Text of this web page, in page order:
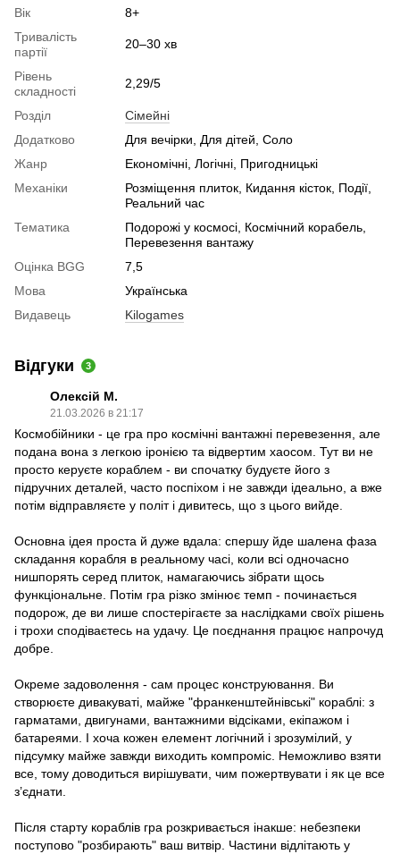
Вік
8+
Тривалість
партії
20–30 хв
Рівень
складності
2,29/5
Розділ
Cімейні
Додатково
Для вечірки, Для дітей, Соло
Жанр
Економічні, Логічні, Пригодницькі
Механіки
Розміщення плиток, Кидання кісток, Події,
Реальний час
Тематика
Подорожі у космосі, Космічний корабель,
Перевезення вантажу
Оцінка BGG
7,5
Мова
Українська
Видавець
Kilogames
Відгуки 3
Олексій М.
21.03.2026 в 21:17
Космобійники - це гра про космічні вантажні перевезення, але
подана вона з легкою іронією та відвертим хаосом. Тут ви не
просто керуєте кораблем - ви спочатку будуєте його з
підручних деталей, часто поспіхом і не завжди ідеально, а вже
потім відправляєте у політ і дивитесь, що з цього вийде.
Основна ідея проста й дуже вдала: спершу йде шалена фаза
складання корабля в реальному часі, коли всі одночасно
нишпорять серед плиток, намагаючись зібрати щось
функціональне. Потім гра різко змінює темп - починається
подорож, де ви лише спостерігаєте за наслідками своїх рішень
і трохи сподіваєтесь на удачу. Це поєднання працює напрочуд
добре.
Окреме задоволення - сам процес конструювання. Ви
створюєте дивакуваті, майже "франкенштейнівські" кораблі: з
гарматами, двигунами, вантажними відсіками, екіпажом і
батареями. І хоча кожен елемент логічний і зрозумілий, у
підсумку майже завжди виходить компроміс. Неможливо взяти
все, тому доводиться вирішувати, чим пожертвувати і як це все
з’єднати.
Після старту кораблів гра розкривається інакше: небезпеки
поступово "розбирають" ваш витвір. Частини відлітають у